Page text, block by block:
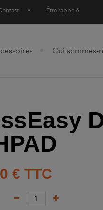
• Être rappelé
Qui sommes-
€ TTC